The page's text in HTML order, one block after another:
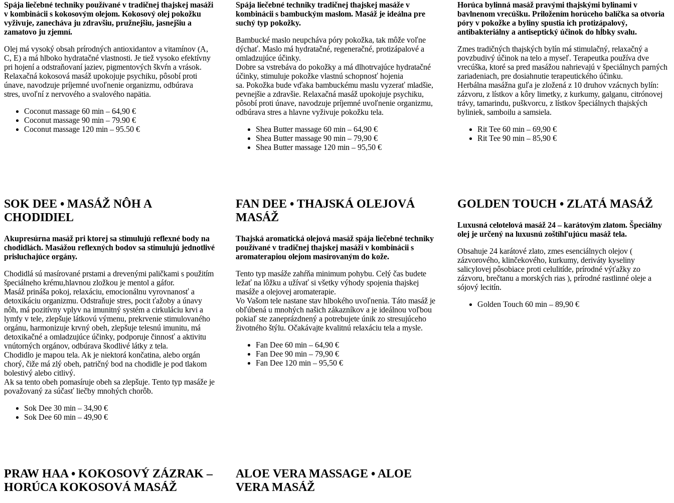
Spája liečebné techniky používané v tradičnej thajskej masáži
v kombinácii s kokosovým olejom. Kokosový olej pokožku
vyživuje, zanecháva ju zdravšiu, pružnejšiu, jasnejšiu a
zamatovo ju zjemní.
Olej má vysoký obsah prírodných antioxidantov a vitamínov (A,
C, E) a má hlboko hydratačné vlastnosti. Je tiež vysoko efektívny
pri hojení a odstraňovaní jaziev, pigmentových škvŕn a vrások.
Relaxačná kokosová masáž upokojuje psychiku, pôsobí proti
únave, navodzuje príjemné uvoľnenie organizmu, odbúrava
stres, uvoľní z nervového a svalového napätia.
Coconut massage 60 min – 64,90 €
Coconut massage 90 min – 79.90 €
Coconut massage 120 min – 95.50 €
Spája liečebné techniky tradičnej thajskej masáže v
kombinácii s bambuckým maslom. Masáž je ideálna pre
suchý typ pokožky.
Bambucké maslo neupcháva póry pokožka, tak môže voľne
dýchať. Maslo má hydratačné, regeneračné, protizápalové a
omladzujúce účinky.
Dobre sa vstrebáva do pokožky a má dlhotrvajúce hydratačné
účinky, stimuluje pokožke vlastnú schopnosť hojenia
sa. Pokožka bude vďaka bambuckému maslu vyzerať mladšie,
pevnejšie a zdravšie. Relaxačná masáž upokojuje psychiku,
pôsobí proti únave, navodzuje príjemné uvoľnenie organizmu,
odbúrava stres a hlavne vyživuje pokožku tela.
Shea Butter massage 60 min – 64,90 €
Shea Butter massage 90 min – 79,90 €
Shea Butter massage 120 min – 95,50 €
Horúca bylinná masáž pravými thajskými bylinami v
bavlnenom vrecúšku. Priložením horúceho balíčka sa otvoria
póry v pokožke a byliny spustia ich protizápalový,
antibakteriálny a antiseptický účinok do hĺbky svalu.
Zmes tradičných thajských bylín má stimulačný, relaxačný a
povzbudivý účinok na telo a myseľ. Terapeutka používa dve
vrecúška, ktoré sa pred masážou nahrievajú v špeciálnych parných
zariadeniach, pre dosiahnutie terapeutického účinku.
Herbálna masážna guľa je zložená z 10 druhov vzácnych bylín:
zázvoru, z lístkov a kôry limetky, z kurkumy, galganu, citrónovej
trávy, tamarindu, puškvorcu, z lístkov špeciálnych thajských
byliniek, samboilu a samsiela.
Rit Tee 60 min – 69,90 €
Rit Tee 90 min – 85,90 €
SOK DEE • MASÁŽ NÔH A
CHODIDIEL
Akupresúrna masáž pri ktorej sa stimulujú reflexné body na
chodidlách. Masážou reflexných bodov sa stimulujú jednotlivé
prisluchajúce orgány.
Chodidlá sú masírované prstami a drevenými paličkami s použitím
špeciálneho krému,hlavnou zložkou je mentol a gáfor.
Masáž prináša pokoj, relaxáciu, emocionálnu vyrovnanosť a
detoxikáciu organizmu. Odstraňuje stres, pocit ťažoby a únavy
nôh, má pozitívny vplyv na imunitný systém a cirkuláciu krvi a
lymfy v tele, zlepšuje látkovú výmenu, prekrvenie stimulovaného
orgánu, harmonizuje krvný obeh, zlepšuje telesnú imunitu, má
detoxikačné a omladzujúce účinky, podporuje činnosť a aktivitu
vnútorných orgánov, odbúrava škodlivé látky z tela.
Chodidlo je mapou tela. Ak je niektorá končatina, alebo orgán
chorý, čiže má zlý obeh, patričný bod na chodidle je pod tlakom
bolestivý alebo citlivý.
Ak sa tento obeh pomasíruje obeh sa zlepšuje. Tento typ masáže je
považovaný za súčasť liečby mnohých chorôb.
Sok Dee 30 min – 34,90 €
Sok Dee 60 min – 49,90 €
FAN DEE • THAJSKÁ OLEJOVÁ
MASÁŽ
Thajská aromatická olejová masáž spája liečebné techniky
používané v tradičnej thajskej masáži v kombinácii s
aromaterapiou olejom masírovaným do kože.
Tento typ masáže zahŕňa minimum pohybu. Celý čas budete
ležať na lôžku a užívať si všetky výhody spojenia thajskej
masáže a olejovej aromaterapie.
Vo Vašom tele nastane stav hlbokého uvoľnenia. Táto masáž je
obľúbená u mnohých našich zákazníkov a je ideálnou voľbou
pokiaľ ste zaneprázdnený a potrebujete únik zo stresujúceho
životného štýlu. Očakávajte kvalitnú relaxáciu tela a mysle.
Fan Dee 60 min – 64,90 €
Fan Dee 90 min – 79,90 €
Fan Dee 120 min – 95,50 €
GOLDEN TOUCH • ZLATÁ MASÁŽ
Luxusná celotelová masáž 24 – karátovým zlatom. Špeciálny
olej je určený na luxusnú zoštíhľujúcu masáž tela.
Obsahuje 24 karátové zlato, zmes esenciálnych olejov (
zázvorového, klinčekového, kurkumy, deriváty kyseliny
salicylovej pôsobiace proti celulitíde, prírodné výťažky zo
zázvoru, brečtanu a morských rias ), prírodné rastlinné oleje a
sójový lecitín.
Golden Touch 60 min – 89,90 €
PRAW HAA • KOKOSOVÝ ZÁZRAK –
HORÚCA KOKOSOVÁ MASÁŽ
ALOE VERA MASSAGE • ALOE
VERA MASÁŽ